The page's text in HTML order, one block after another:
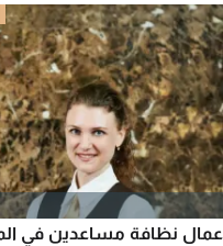
مبتسمة دائما، وسريعة التعلم
أو واتساب اذا كانت لديكم